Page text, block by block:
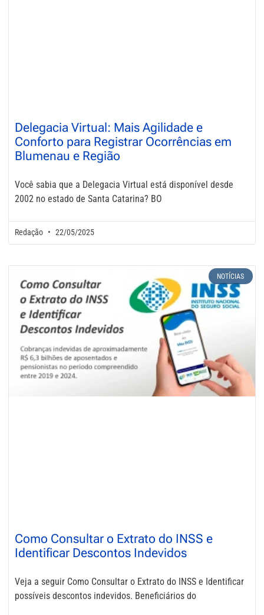
Delegacia Virtual: Mais Agilidade e
Conforto para Registrar Ocorrências em
Blumenau e Região
Você sabia que a Delegacia Virtual está disponível desde
2002 no estado de Santa Catarina? BO
Redação 22/05/2025
NOTÍCIAS
Como Consultar o Extrato do INSS e
Identificar Descontos Indevidos
Veja a seguir Como Consultar o Extrato do INSS e Identificar
possíveis descontos indevidos. Beneficiários do